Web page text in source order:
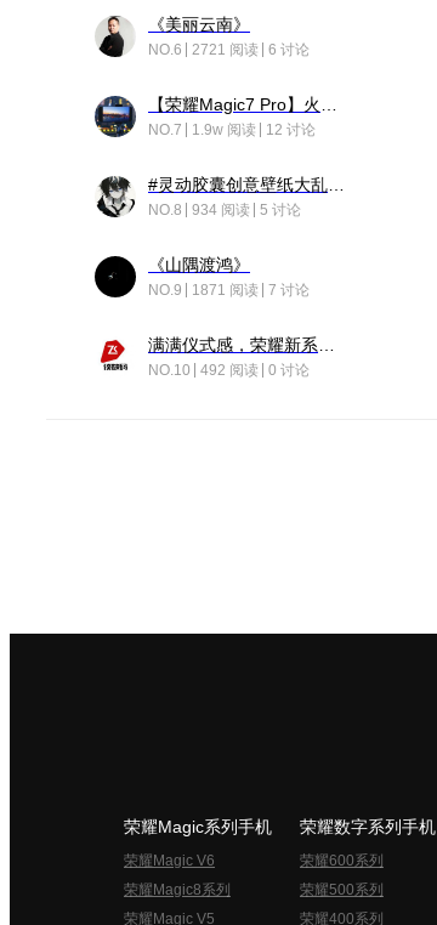
《美丽云南》
NO.6 2721 阅读 6 讨论
NO.7 1.9w 阅读 12 讨论
NO.8 934 阅读 5 讨论
《山隅渡鸿》
NO.9 1871 阅读 7 讨论
NO.10 492 阅读 0 讨论
荣耀Magic系列手机
荣耀Magic V6
荣耀Magic8系列
荣耀Magic V5
荣耀数字系列手机
荣耀600系列
荣耀500系列
荣耀400系列